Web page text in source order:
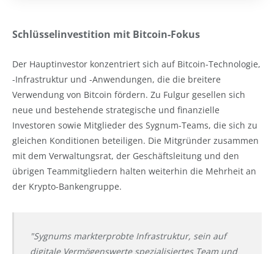
Schlüsselinvestition mit Bitcoin-Fokus
Der Hauptinvestor konzentriert sich auf Bitcoin-Technologie,
-Infrastruktur und -Anwendungen, die die breitere
Verwendung von Bitcoin fördern. Zu Fulgur gesellen sich
neue und bestehende strategische und finanzielle
Investoren sowie Mitglieder des Sygnum-Teams, die sich zu
gleichen Konditionen beteiligen. Die Mitgründer zusammen
mit dem Verwaltungsrat, der Geschäftsleitung und den
übrigen Teammitgliedern halten weiterhin die Mehrheit an
der Krypto-Bankengruppe.
"Sygnums markterprobte Infrastruktur, sein auf
digitale Vermögenswerte spezialisiertes Team und